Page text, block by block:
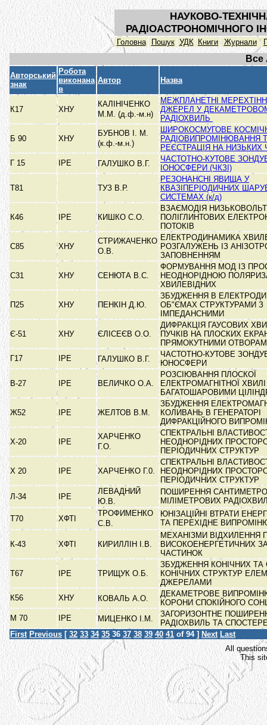
НАУКОВО-
РАДІОАСТРОНОМІЧНОГО
Головна Пошук УДК Книги Журнали
Все
Авторський
знак
Робота
виконана
в
Автор Назва
К17 ХНУ
КАЛІНІЧЕНКО
М.М. (д.ф.-м.н)
МЕЖПЛАНЕТНІ
ДЖЕРЕЛ У
РАДІОХВИЛЬ
Б 90 ХНУ
БУБНОВ І. М.
(к.ф.-м.н.)
ШИРОКОСМУГОВЕ
РАДІОВИПРОМІНЮВАННЯ
РЕЄСТРАЦІЯ НА НИЗЬКИХ
Г 15
ІРЕ ГАЛУШКО В.Г.
ЧАСТОТНО-КУТОВЕ
ІОНОСФЕРИ (ЧКЗІ)
Т81 ТУЗ В.Р.
РЕЗОНАНСНІ ЯВИЩА У
КВАЗІПЕРІОДИЧНИХ
СИСТЕМАХ (к/д)
К46 ІРЕ КИШКО С.О.
ВЗАЄМОДІЯ
ПОЛІГЛИНТОВИХ
ПОТОКІВ
С85 ХНУ
СТРИЖАЧЕНКО
О.В.
ЕЛЕКТРОДИНАМИКА
РОЗГАЛУЖЕНЬ ІЗ
ЗАПОВНЕННЯМ
С31 ХНУ СЕНЮТА В.С.
ФОРМУВАННЯ МОД ІЗ
НЕОДНОРІДНОЮ
ХВИЛЕВІДНИХ
П25 ХНУ ПЕНКІН Д.Ю.
ЗБУДЖЕННЯ В
ОБ"ЄМАХ СТРУКТУРАМИ З
ІМПЕДАНСНИМИ
Є-51 ХНУ ЄЛІСЕЄВ О.О.
ДИФРАКЦІЯ ГАУСОВИХ
ПУЧКІВ НА ПЛОСКИХ
ПРЯМОКУТНИМИ
Г17
ІРЕ ГАЛУШКО В.Г.
ЧАСТОТНО-КУТОВЕ
ЮНОСФЕРИ
В-27 ІРЕ ВЕЛИЧКО О.А.
РОЗСІЮВАННЯ ПЛОСКОЇ
ЕЛЕКТРОМАГНІТНОЇ ХВИЛІ
БАГАТОШАРОВИМИ
Ж52 ІРЕ ЖЕЛТОВ В.М.
ЗБУДЖЕННЯ
КОЛИВАНЬ В ГЕНЕРАТОРІ
ДИФРАКЦІЙНОГО
Х-20 ІРЕ
ХАРЧЕНКО
Г.О.
СПЕКТРАЛЬНІ
НЕОДНОРІДНИХ
ПЕРІОДИЧНИХ СТРУКТУР
Х 20 ІРЕ ХАРЧЕНКО Г.0.
СПЕКТРАЛЬНІ
НЕОДНОРІДНИХ
ПЕРІОДИЧНИХ СТРУКТУР
Л-34
ІРЕ
ЛЕВАДНИЙ
Ю.В.
ПОШИРЕННЯ
МІЛІМЕТРОВИХ
Т70
ХФТІ
ТРОФИМЕНКО
С.В.
ЮНІЗАЦІЙНІ ВТРАТИ
ТА ПЕРЕХІДНЕ
К-43 ХФТІ КИРИЛЛІН І.В.
МЕХАНІЗМИ ВІДХИЛЕННЯ
ВИСОКОЕНЕРГЕТИЧНИХ
ЧАСТИНОК
Т67 ІРЕ ТРИЩУК О.Б.
ЗБУДЖЕННЯ КОНІЧНИХ ТА
КОНІЧНИХ СТРУКТУР
ДЖЕРЕЛАМИ
К56
ХНУ КОВАЛЬ А.О.
ДЕКАМЕТРОВЕ
КОРОНИ СПОКІЙНОГО
М 70
ІРЕ МИЦЕНКО І.М.
ЗАГОРИЗОНТНЕ
РАДІОХВИЛЬ ТА
First Previous [ 32 33 34 35 36 37 38 39 40 41 of 94 ] Next Last
All
This